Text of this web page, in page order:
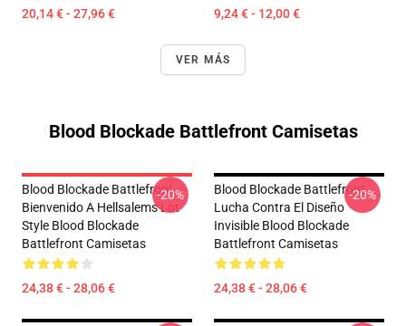
20,14 € - 27,96 € 9,24 € - 12,00 €
VER MÁS
Blood Blockade Battlefront Camisetas
Blood Blockade Battlefront
Bienvenido A Hellsalems Lot
Style Blood Blockade
Battlefront Camisetas
24,38 € - 28,06 €
-20%
Blood Blockade Battlefront
Lucha Contra El Diseño
Invisible Blood Blockade
Battlefront Camisetas
24,38 € - 28,06 €
-20%